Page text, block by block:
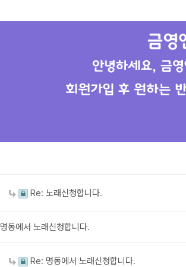
Re: 노래신청합니다.
명동에서 노래신청합니다.
Re: 명동에서 노래신청합니다.